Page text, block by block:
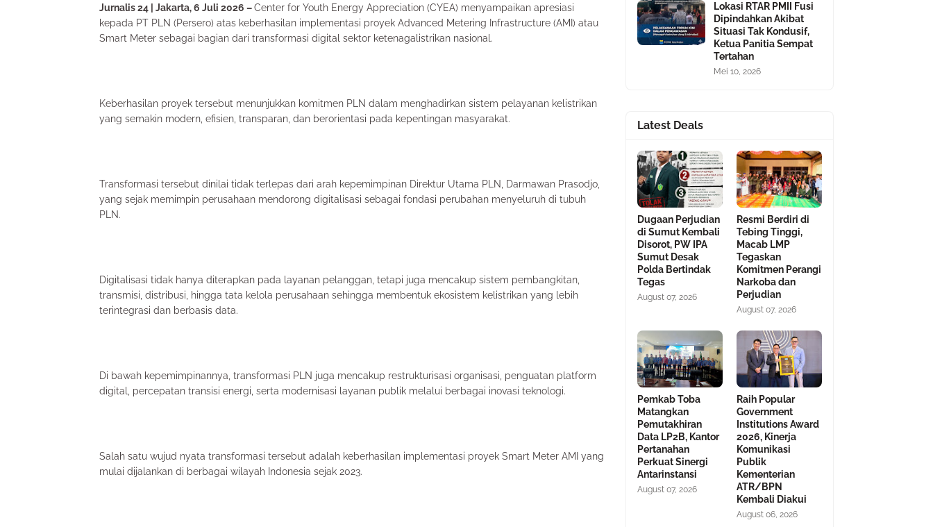
Jurnalis 24 | Jakarta, 6 Juli 2026 –Center for Youth Energy Appreciation (CYEA) menyampaikan apresiasi
kepada PT PLN (Persero) atas keberhasilan implementasi proyek Advanced Metering Infrastructure (AMI) atau
Smart Meter sebagai bagian dari transformasi digital sektor ketenagalistrikan nasional.
Keberhasilan proyek tersebut menunjukkan komitmen PLN dalam menghadirkan sistem pelayanan kelistrikan
yang semakin modern, efisien, transparan, dan berorientasi pada kepentingan masyarakat.
Transformasi tersebut dinilai tidak terlepas dari arah kepemimpinan Direktur Utama PLN, Darmawan Prasodjo,
yang sejak memimpin perusahaan mendorong digitalisasi sebagai fondasi perubahan menyeluruh di tubuh
PLN.
Digitalisasi tidak hanya diterapkan pada layanan pelanggan, tetapi juga mencakup sistem pembangkitan,
transmisi, distribusi, hingga tata kelola perusahaan sehingga membentuk ekosistem kelistrikan yang lebih
terintegrasi dan berbasis data.
Di bawah kepemimpinannya, transformasi PLN juga mencakup restrukturisasi organisasi, penguatan platform
digital, percepatan transisi energi, serta modernisasi layanan publik melalui berbagai inovasi teknologi.
Salah satu wujud nyata transformasi tersebut adalah keberhasilan implementasi proyek Smart Meter AMI yang
mulai dijalankan di berbagai wilayah Indonesia sejak 2023.
Lokasi RTAR PMII Fusi
Dipindahkan Akibat
Situasi Tak Kondusif,
Ketua Panitia Sempat
Tertahan
Mei 10, 2026
Latest Deals
Dugaan Perjudian
di Sumut Kembali
Disorot, PW IPA
Sumut Desak
Polda Bertindak
Tegas
August 07, 2026
Resmi Berdiri di
Tebing Tinggi,
Macab LMP
Tegaskan
Komitmen Perangi
Narkoba dan
Perjudian
August 07, 2026
Pemkab Toba
Matangkan
Pemutakhiran
Data LP2B, Kantor
Pertanahan
Perkuat Sinergi
Antarinstansi
August 07, 2026
Raih Popular
Government
Institutions Award
2026, Kinerja
Komunikasi
Publik
Kementerian
ATR/BPN
Kembali Diakui
August 06, 2026